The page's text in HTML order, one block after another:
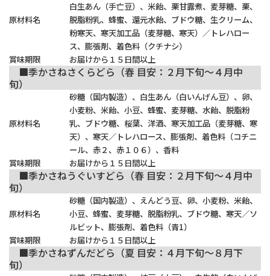
原材料名
白生あん（手亡豆）、米飴、栗甘露煮、麦芽糖、栗、
脱脂粉乳、蜂蜜、還元水飴、ブドウ糖、生クリーム、
粉寒天、寒天加工品（麦芽糖、寒天）／トレハロー
ス、膨張剤、着色料（クチナシ）
賞味期限
お届けから１５日間以上
■季かさねさくらどら（春 目安：２月下旬～４月中
旬）
原材料名
砂糖（国内製造）、白生あん（白いんげん豆）、卵、
小麦粉、米飴、小豆、蜂蜜、麦芽糖、水飴、脱脂粉
乳、ブドウ糖、桜葉、洋酒、寒天加工品（麦芽糖、寒
天）、寒天／トレハロース、膨張剤、着色料（コチニ
ール、赤２、赤１０６）、香料
賞味期限
お届けから１５日間以上
■季かさねうぐいすどら（春 目安：２月下旬～４月中
旬）
原材料名
砂糖（国内製造）、えんどう豆、卵、小麦粉、米飴、
小豆、蜂蜜、麦芽糖、脱脂粉乳、ブドウ糖、寒天／ソ
ルビット、膨張剤、着色料（青1）
賞味期限
お届けから１５日間以上
■季かさねずんだどら（夏 目安：４月下旬～８月下
旬）